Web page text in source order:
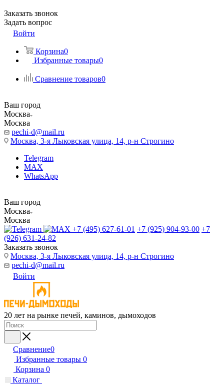
Заказать звонок
Задать вопрос
Войти
Корзина0
Избранные товары0
Сравнение товаров0
Ваш город
Москва
Москва
pechi-d@mail.ru
Москва, 3-я Лыковская улица, 14, р-н Строгино
Telegram
MAX
WhatsApp
Ваш город
Москва
Москва
+7 (495) 627-61-01 +7 (925) 904-93-00 +7
(926) 631-24-82
Заказать звонок
Москва, 3-я Лыковская улица, 14, р-н Строгино
pechi-d@mail.ru
Войти
20 лет на рынке печей, каминов, дымоходов
Сравнение0
Избранные товары 0
Корзина 0
Каталог